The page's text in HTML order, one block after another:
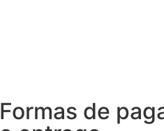
Formas de